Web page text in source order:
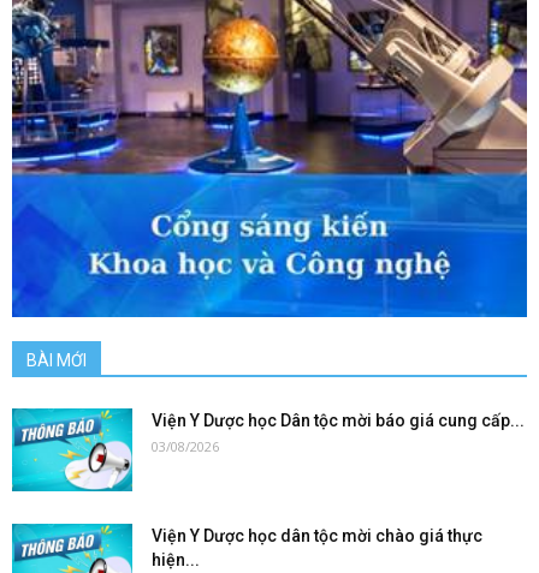
BÀI MỚI
Viện Y Dược học Dân tộc mời báo giá cung cấp...
03/08/2026
Viện Y Dược học dân tộc mời chào giá thực
hiện...